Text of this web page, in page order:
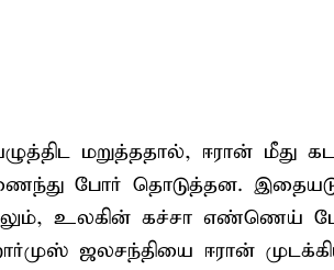
மறுத்ததால், ஈரான் மீது
போர் தொடுத்தன.
உலகின் கச்சா எண்ணெய்
ஜலசந்தியை ஈரான்